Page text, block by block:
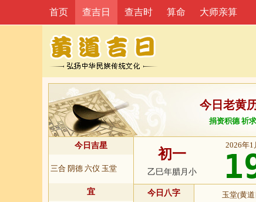
首页 查吉日 查吉时 算命 大师亲算
今日老黄
捐资积德 祈
今日吉星
三合 阴德 六仪 玉堂
宜
初一
乙巳年腊月小
2026年1
今日八字
玉堂(黄